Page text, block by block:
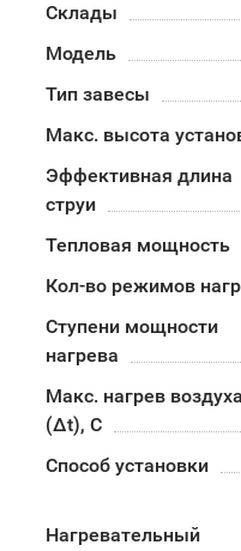
Склады
Модель
Тип завесы
Макс. высота
Эффективная длина
струи
Тепловая мощность
Кол-во режимов
Ступени мощности
нагрева
Макс. нагрев воздуха
(Δt), C
Способ установки
Нагревательный